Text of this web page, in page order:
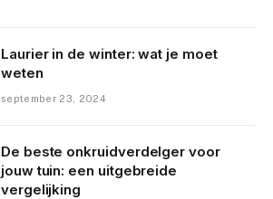
Laurier in de winter: wat je moet
weten
september 23, 2024
De beste onkruidverdelger voor
jouw tuin: een uitgebreide
vergelijking